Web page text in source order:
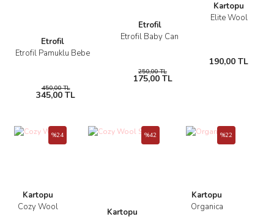
Etrofil
Etrofil Pamuklu Bebe
450,00 TL
345,00 TL
Etrofil
Etrofil Baby Can
250,00 TL
175,00 TL
Kartopu
Elite Wool
190,00 TL
Kartopu
Cozy Wool
%24
Kartopu
%42
Kartopu
Organica
%22